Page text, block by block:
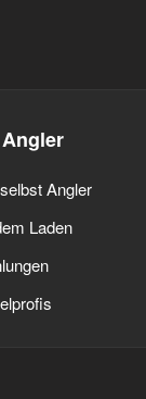
Angler
Laden